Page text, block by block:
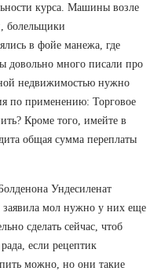
курса. Машины возле
болельщики
в фойе манежа, где
довольно много писали про
недвижимостью нужно
по применению: Торговое
Кроме того, имейте в
общая сумма переплаты
Ундесиленат
мол нужно у них еще
сделать сейчас, чтоб
если рецептик
можно, но они такие